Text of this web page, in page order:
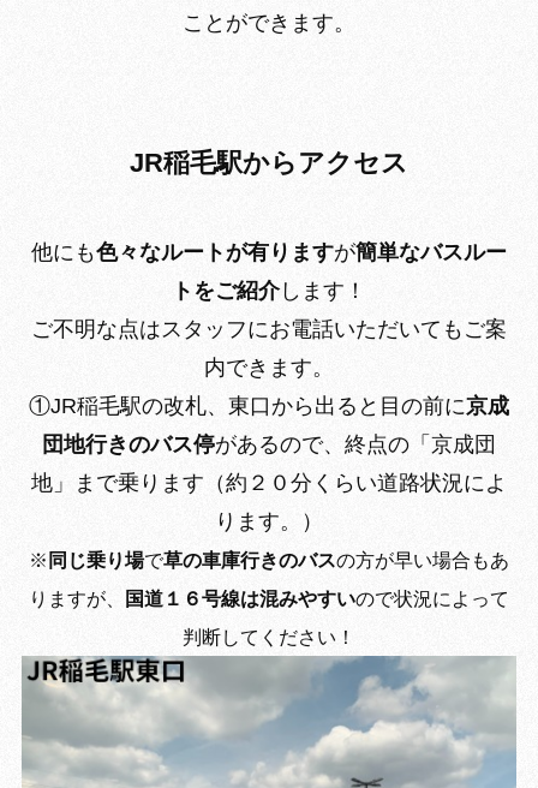
ことができます。
JR稲毛駅からアクセス
他にも色々なルートが有りますが簡単なバスルー
トをご紹介します！
ご不明な点はスタッフにお電話いただいてもご案
内できます。
①JR稲毛駅の改札、東口から出ると目の前に京成
団地行きのバス停があるので、終点の「京成団
地」まで乗ります（約２０分くらい道路状況によ
ります。）
※ 同じ乗り場で草の車庫行きのバスの方が早い場合もあ
りますが、
国道１６号線は混みやすいので状況によって
判断してください！